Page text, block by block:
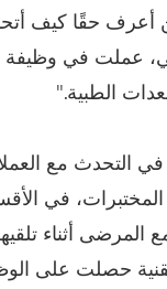
أعرف حقًا كيف
عملت في وظيفة
الطبية."
التحدث مع
في
المرضى أثناء
حصلت على